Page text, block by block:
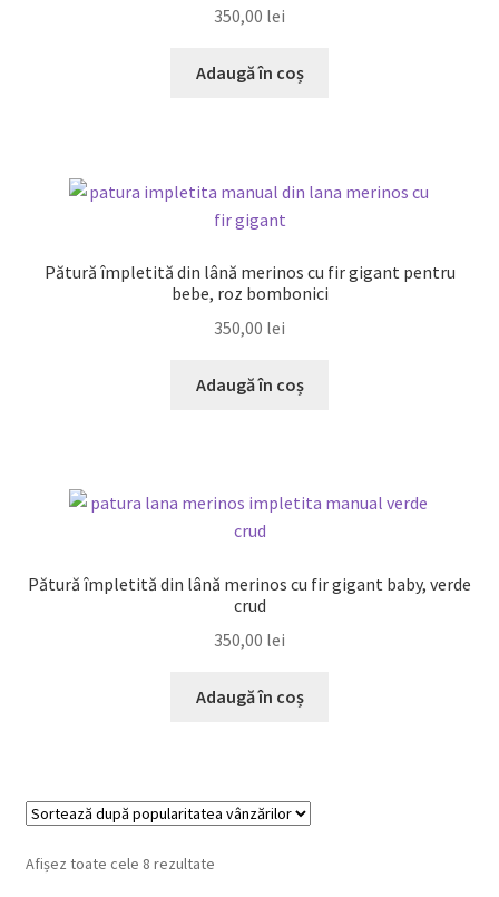
350,00 lei
Adaugă în coș
Pătură împletită din lână merinos cu fir gigant pentru
bebe, roz bombonici
350,00 lei
Adaugă în coș
Pătură împletită din lână merinos cu fir gigant baby, verde
crud
350,00 lei
Adaugă în coș
Afișez toate cele 8 rezultateSortat